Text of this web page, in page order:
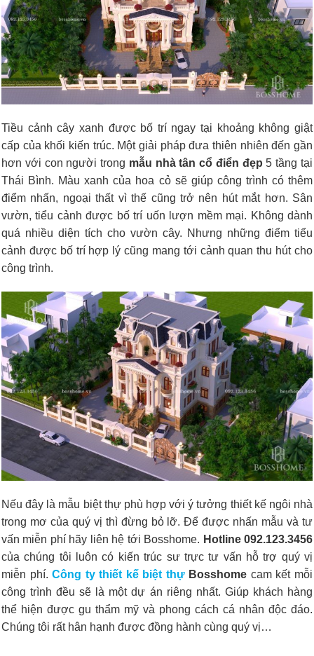
Tiều cảnh cây xanh được bố trí ngay tại khoảng không giật
cấp của khối kiến trúc. Một giải pháp đưa thiên nhiên đến gần
hơn với con người trong mẫu nhà tân cổ điển đẹp 5 tầng tại
Thái Bình. Màu xanh của hoa cỏ sẽ giúp công trình có thêm
điểm nhấn, ngoại thất vì thế cũng trở nên hút mắt hơn. Sân
vườn, tiểu cảnh được bố trí uốn lượn mềm mại. Không dành
quá nhiều diện tích cho vườn cây. Nhưng những điểm tiểu
cảnh được bố trí hợp lý cũng mang tới cảnh quan thu hút cho
công trình.
Nếu đây là mẫu biệt thự phù hợp với ý tưởng thiết kế ngôi nhà
trong mơ của quý vị thì đừng bỏ lỡ. Để được nhấn mẫu và tư
vấn miễn phí hãy liên hệ tới Bosshome. Hotline 092.123.3456
của chúng tôi luôn có kiến trúc sư trực tư vấn hỗ trợ quý vị
miễn phí.Công ty thiết kế biệt thựBosshome cam kết mỗi
công trình đều sẽ là một dự án riêng nhất. Giúp khách hàng
thể hiện được gu thẩm mỹ và phong cách cá nhân độc đáo.
Chúng tôi rất hân hạnh được đồng hành cùng quý vị…